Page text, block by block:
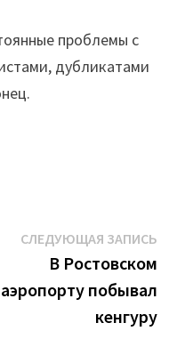
проблемы с
дубликатами
СЛЕДУЮЩАЯ ЗАПИСЬ
В Ростовском
аэропорту побывал
кенгуру